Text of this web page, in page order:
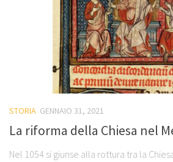
STORIA GENNAIO 31, 2021
La riforma della Chiesa nel
Nel 1054 si giunse alla rottura tra la